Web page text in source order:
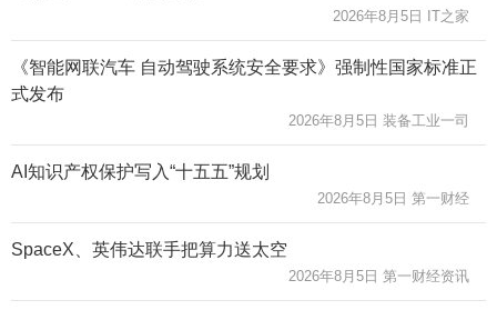
2026年8月5日 IT之家
《智能网联汽车 自动驾驶系统安全要求》强制性国家标准正
式发布
2026年8月5日 装备工业一司
AI知识产权保护写入“十五五”规划
2026年8月5日 第一财经
SpaceX、英伟达联手把算力送太空
2026年8月5日 第一财经资讯